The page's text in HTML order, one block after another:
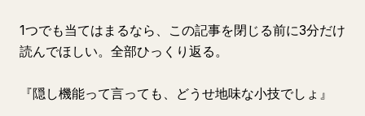
1つでも当てはまるなら、この記事を閉じる前に3分だけ
読んでほしい。全部ひっくり返る。
『隠し機能って言っても、どうせ地味な小技でしょ』